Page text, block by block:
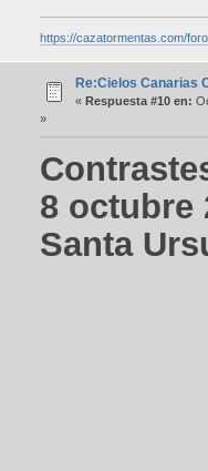
https://cazatormentas.com/
Re:Cielos Canarias
« Respuesta #10 en:
»
8 octubre
Santa